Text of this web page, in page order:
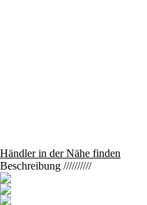
Händler in der Nähe finden
Beschreibung //////////